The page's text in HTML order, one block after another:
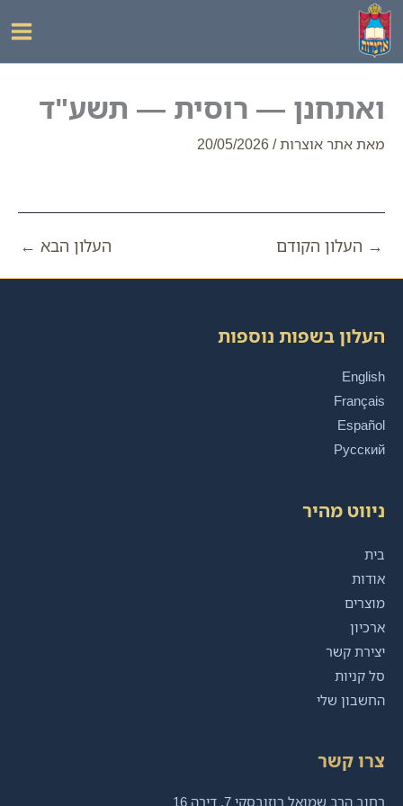
דילוג
לתוכן
ואתחנן — רוסית — תשע"ד
מאתאתר אוצרות/
20/05/2026
→ העלון הקודם העלון הבא ←
העלון בשפות נוספות
English
Français
Español
Русский
ניווט מהיר
בית
אודות
מוצרים
ארכיון
יצירת קשר
סל קניות
החשבון שלי
צרו קשר
רחוב הרב שמואל רוזובסקי 7, דירה 16